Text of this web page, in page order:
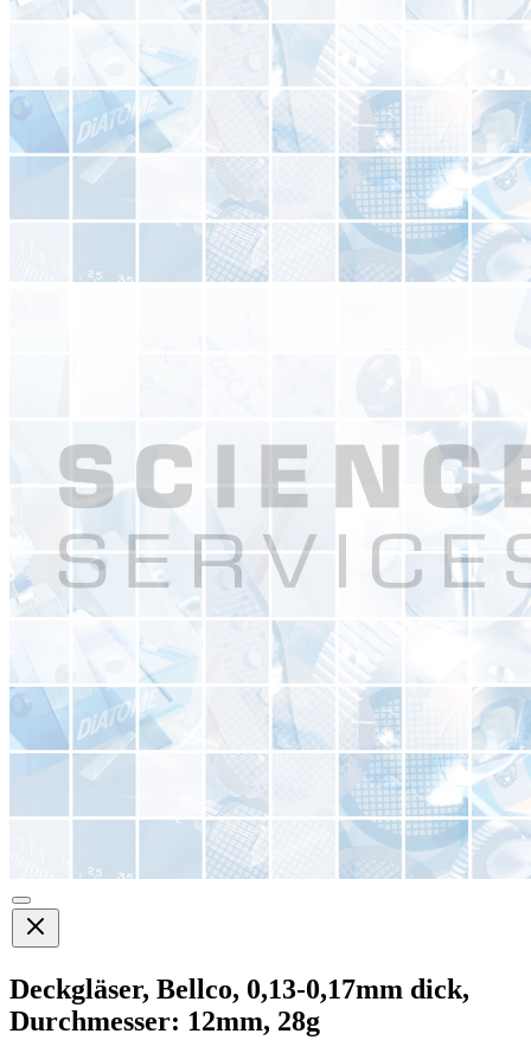
Deckgläser, Bellco, 0,13-0,17mm dick,
Durchmesser: 12mm, 28g